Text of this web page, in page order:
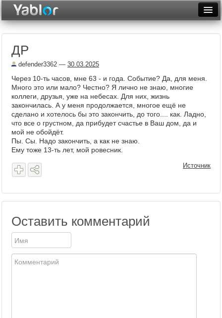
Рейтинги
Архив
Фототоп
Видеотоп
ДР
defender3362 — 30.03.2025
Через 10-ть часов, мне 63 - и года. Событие? Да, для меня.
Много это или мало? Честно? Я лично не знаю, многие
коллеги, друзья, уже на небесах. Для них, жизнь
закончилась. А у меня продолжается, многое ещё не
сделано и хотелось бы это закончить, до того.... как. Ладно,
что все о грустном, да прибудет счастье в Ваш дом, да и
мой не обойдёт.
Пы. Сы. Надо закончить, а как не знаю.
Ему тоже 13-ть лет, мой ровесник.
Источник
Оставить комментарий